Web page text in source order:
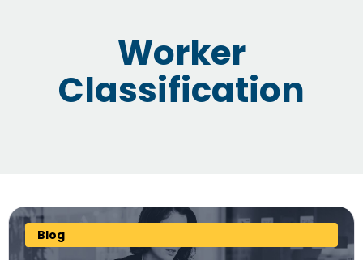
Worker
Classification
Blog